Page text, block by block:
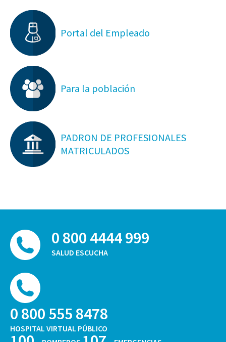
Portal del Empleado
Para la población
PADRON DE PROFESIONALES
MATRICULADOS
0 800 4444 999
SALUD ESCUCHA
0 800 555 8478
HOSPITAL VIRTUAL PÚBLICO